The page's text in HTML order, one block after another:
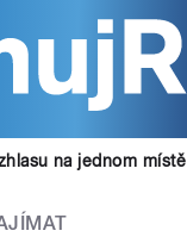
na jednom místě